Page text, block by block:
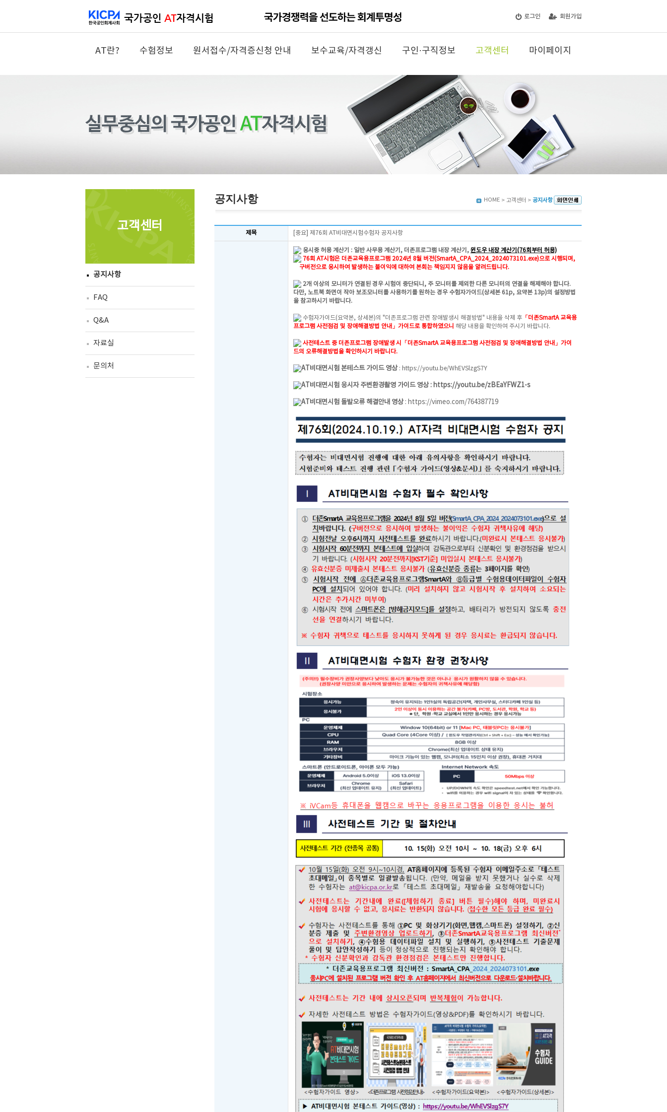
로그인 회원가입
AT란? 수험정보 원서접수/자격증신청 안내 보수교육/자격갱신 구인·구직정보 고객센터 마이페이지
고객센터
공지사항
FAQ
Q&A
자료실
문의처
공지사항 HOME > 고객센터 > 공지사항
제목 [중요] 제76회 AT비대면시험수험자 공지사항
응시중 허용 계산기 : 일반 사무용 계산기, 더존프로그램 내장 계산기, 윈도우 내장 계산기(76회부터 허용)
76회 AT시험은 더존교육용프로그램 2024년 8월 버전(SmartA_CPA_2024_2024073101.exe)으로 시행되며,
구버전으로 응시하여 발생하는 불이익에 대하여 본회는 책임지지 않음을 알려드립니다.
2개 이상의 모니터가 연결된 경우 시험이 중단되니, 주 모니터를 제외한 다른 모니터의 연결을 해제해야 합니다.
다만, 노트북 화면이 작아 보조모니터를 사용하기를 원하는 경우 수험자가이드(상세본 61p, 요약본 13p)의 설정방법
을 참고하시기 바랍니다.
수험자가이드(요약본, 상세본)의 "더존프로그램 관련 장애발생시 해결방법" 내용을 삭제 후 「더존SmartA 교육용
프로그램 사전점검 및 장애해결방법 안내」가이드로 통합하였으니 해당 내용을 확인하여 주시기 바랍니다.
사전테스트 중 더존프로그램 장애발생 시
「더존SmartA 교육용프로그램 사전점검 및 장애해결방법 안내」가이
드의 오류해결방법을 확인하시기 바랍니다.
AT비대면시험 본테스트 가이드 영상 : https://youtu.be/WhEVSlzgS7Y
AT비대면시험 응시자 주변환경촬영 가이드 영상 : https://youtu.be/zBEaYFWZ1-s
AT비대면시험 돌발오류 해결안내 영상: https://vimeo.com/764387719